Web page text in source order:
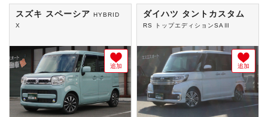
スズキ スペーシア HYBRID
X
追加
ダイハツ タントカスタム
RS トップエディションSAⅢ
追加